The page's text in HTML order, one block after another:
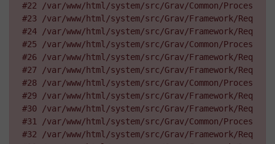
#22 /var/www/html/system/src/Grav/Common/
#23 /var/www/html/system/src/Grav/Framework/
#24 /var/www/html/system/src/Grav/Framework/
#25 /var/www/html/system/src/Grav/Common/
#26 /var/www/html/system/src/Grav/Framework/
#27 /var/www/html/system/src/Grav/Framework/
#28 /var/www/html/system/src/Grav/Common/
#29 /var/www/html/system/src/Grav/Framework/
#30 /var/www/html/system/src/Grav/Framework/
#31 /var/www/html/system/src/Grav/Common/
#32 /var/www/html/system/src/Grav/Framework/